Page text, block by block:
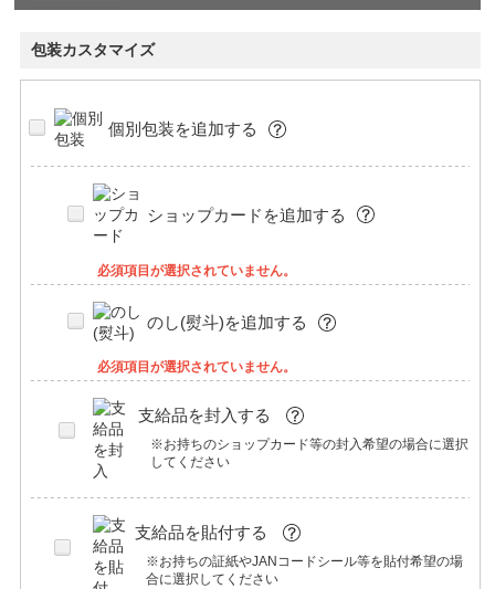
包装カスタマイズ
個別包装を追加する
ショップカードを追加する
必須項目が選択されていません。
のし(熨斗)を追加する
必須項目が選択されていません。
支給品を封入する
※お持ちのショップカード等の封入希望の場合に選択
してください
支給品を貼付する
※お持ちの証紙やJANコードシール等を貼付希望の場
合に選択してください